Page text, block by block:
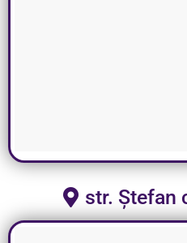
str. Ștefan